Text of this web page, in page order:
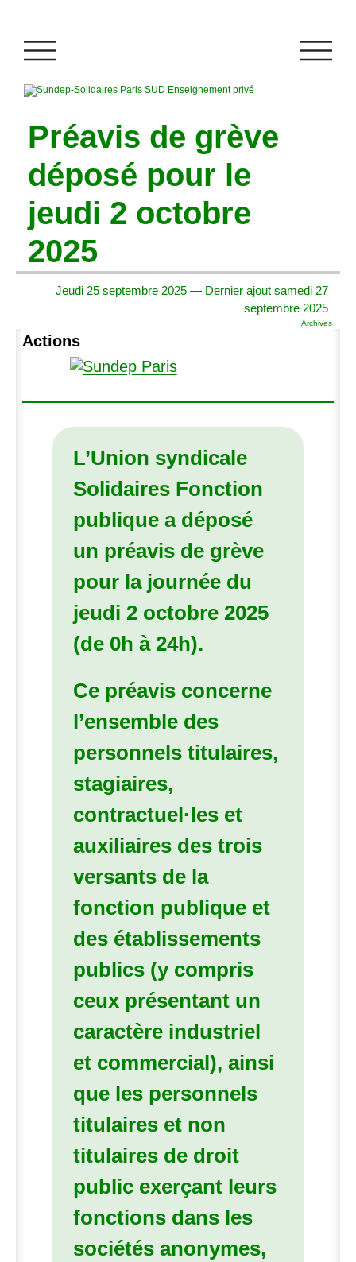
Préavis de grève
déposé pour le
jeudi 2 octobre
2025
Jeudi 25 septembre 2025 — Dernier ajout samedi 27
septembre 2025
Archives
Actions
L’Union syndicale
Solidaires Fonction
publique a déposé
un préavis de grève
pour la journée du
jeudi 2 octobre 2025
(de 0h à 24h).
Ce préavis concerne
l’ensemble des
personnels titulaires,
stagiaires,
contractuel·les et
auxiliaires des trois
versants de la
fonction publique et
des établissements
publics (y compris
ceux présentant un
caractère industriel
et commercial), ainsi
que les personnels
titulaires et non
titulaires de droit
public exerçant leurs
fonctions dans les
sociétés anonymes,